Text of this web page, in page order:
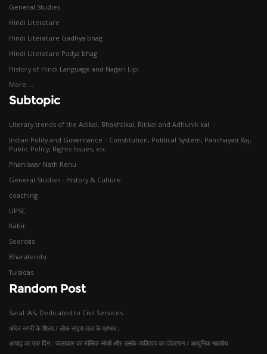
General Studies
Hindi Literature
Hindi Literature Gadhya bhag
Hindi Literature Padya bhag
History of Hindi Language and Nagari Lipi
More ...
Subtopic
Literary trends of the Adikal, Bhakhtikal, Ritikal and Adhunik kal
Indian Polity and Governance – Constitution, Political System, Panchayati Raj,
Public Policy, Rights Issues, etc
Phaniswar Nath Renu
General Studies - History & Culture
coaching
UPSC
Kabir
Soordas
Bharatendu
Tulsidas
Random Post
Saral IAS, Dedicated to Civil Services
अंधेर नगरी के शिल्प / लोक नाट्य तत्व के प्रभाव।
आषाढ़ का एक दिन : कलाकार का मांसिक संघर्ष और उसके व्यक्तित्व का दोहरापन / आधुनिक भावबोध